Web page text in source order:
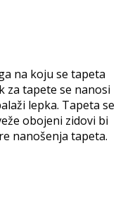
na koju se tapeta
za tapete se nanosi
lepka. Tapeta se
obojeni zidovi bi
nanošenja tapeta.